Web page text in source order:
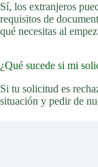
Sí, los extranjeros
requisitos de
qué necesitas al
¿Qué sucede si mi
Si tu solicitud es
situación y pedir de